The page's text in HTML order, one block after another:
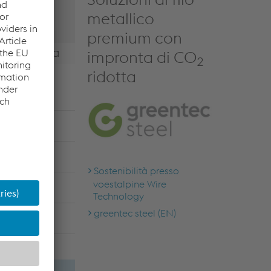
Vergella
Vergella
metallico
premium con
impronta di CO2
ridotta
Sostenibilità presso
voestalpine Wire
Technology
greentec steel (EN)